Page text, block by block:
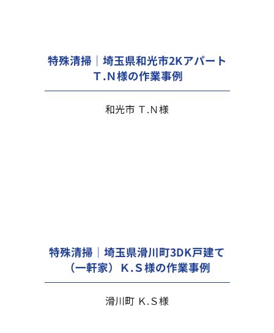
特殊清掃｜埼玉県和光市2Kアパート
Ｔ.Ｎ様の作業事例
和光市 Ｔ.Ｎ様
特殊清掃｜埼玉県滑川町3DK戸建て
（一軒家）Ｋ.Ｓ様の作業事例
滑川町 Ｋ.Ｓ様